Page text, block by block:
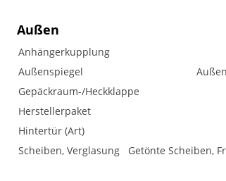
Außen
Anhängerkupplung
Außenspiegel
Gepäckraum-/Heckklappe
Herstellerpaket
Hintertür (Art)
Scheiben, Verglasung
Getönte Scheiben,